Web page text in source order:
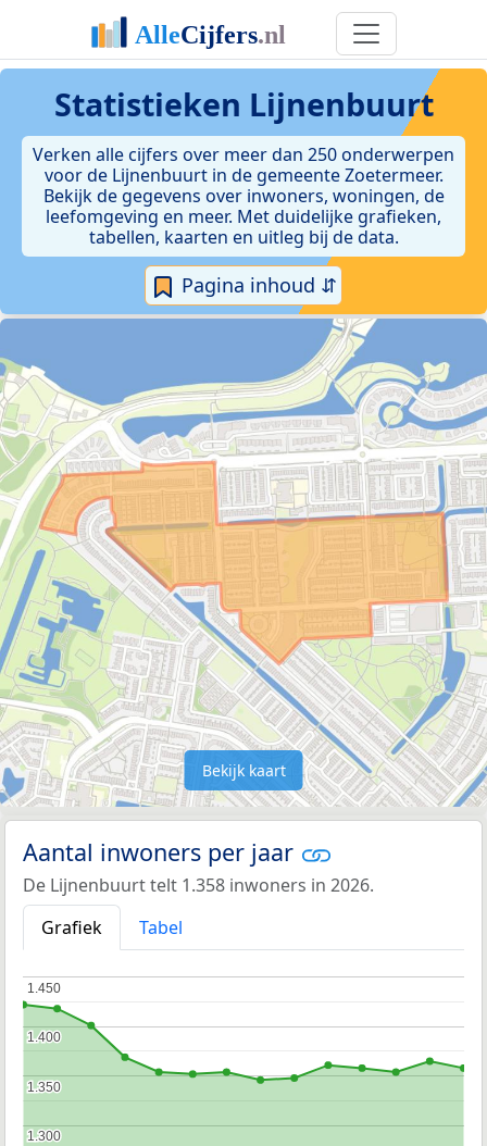
Statistieken Lijnenbuurt
Verken alle cijfers over meer dan 250 onderwerpen
voor de Lijnenbuurt in de gemeente Zoetermeer.
Bekijk de gegevens over inwoners, woningen, de
leefomgeving en meer. Met duidelijke grafieken,
tabellen, kaarten en uitleg bij de data.
Pagina inhoud ⇵
Bekijk kaart
Aantal inwoners per jaar
De Lijnenbuurt telt 1.358 inwoners in 2026.
Grafiek
Tabel
1.300
1.300
1.350
1.350
1.400
1.400
1.450
1.450